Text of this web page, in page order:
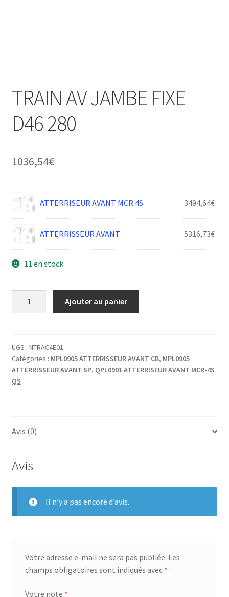
TRAIN AV JAMBE FIXE
D46 280
1036,54€
ATTERRISEUR AVANT MCR 4S 3494,64€
ATTERRISSEUR AVANT 5316,73€
11 en stock
JAMBE
FIXE
D46
280
Ajouter au panier
UGS : NTRAC4E01
Catégories : MPL0905 ATTERRISSEUR AVANT CB, MPL0905
ATTERRISSEUR AVANT SP, QPL0901 ATTERRISEUR AVANT MCR-4S
QS
Avis (0)
Avis
Il n’y a pas encore d’avis.
Votre adresse e-mail ne sera pas publiée. Les
champs obligatoires sont indiqués avec *
Votre note *